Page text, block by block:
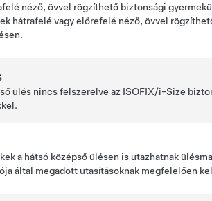
néző, övvel rögzíthető biztonsági
hátrafelé vagy előrefelé néző, övvel
ülés nincs felszerelve az ISOFIX/i-Size
a hátsó középső ülésen is utazhatnak
által megadott utasításoknak megfelelően